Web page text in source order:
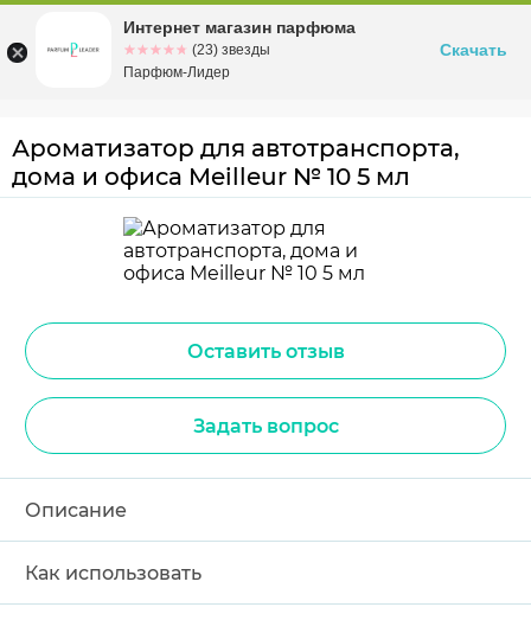
Омскул. Заозерная, 11, к. 1
Ароматизатор для автотранспорта,
дома и офиса Meilleur № 10 5 мл
Оставить отзыв
Задать вопрос
Описание
Как использовать
Интернет магазин парфюма
☆☆☆☆☆
★★★★★ (23) звезды
Парфюм-Лидер
Скачать